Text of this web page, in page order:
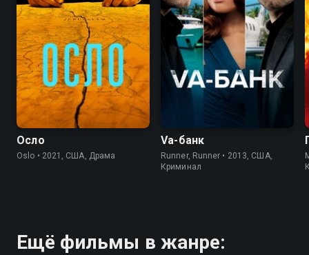
7.3 6.7
Осло
Oslo • 2021, США, Драма
5.6
Va-банк
Runner, Runner • 2013, США,
Криминал
Ещё фильмы в жанре: